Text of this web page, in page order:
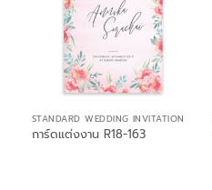
STANDARD WEDDING INVITATION
การ์ดแต่งงาน R18-163